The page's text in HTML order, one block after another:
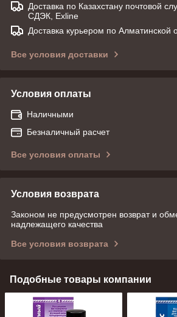
Доставка по Казахстану почтовой
СДЭК, Exline
Доставка курьером по Алматинской
Все условия доставки
Условия оплаты
Наличными
Безналичный расчет
Все условия оплаты
Условия возврата
Законом не предусмотрен возврат и
надлежащего качества
Все условия возврата
Подобные товары компании